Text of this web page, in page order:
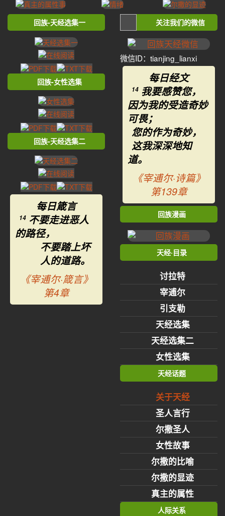
回族-天经选集一
回族-女性选集
回族-天经选集二
每日箴言
14 不要走进恶人
的路径，
不要踏上坏
人的道路。
《宰逋尔·箴言》
第4章
关注我们的微信
微信ID：tianjing_lianxi
每日经文
14 我要感赞您，
因为我的受造奇妙
可畏；
您的作为奇妙，
这我深深地知
道。
《宰逋尔·诗篇》
第139章
回族漫画
天经·目录
讨拉特
宰逋尔
引支勒
天经选集
天经选集二
女性选集
天经话题
关于天经
圣人言行
尔撒圣人
女性故事
尔撒的比喻
尔撒的显迹
真主的属性
人际关系